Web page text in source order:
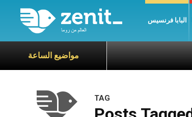
البابا فرنسيس
مواضيع الساعة
TAG